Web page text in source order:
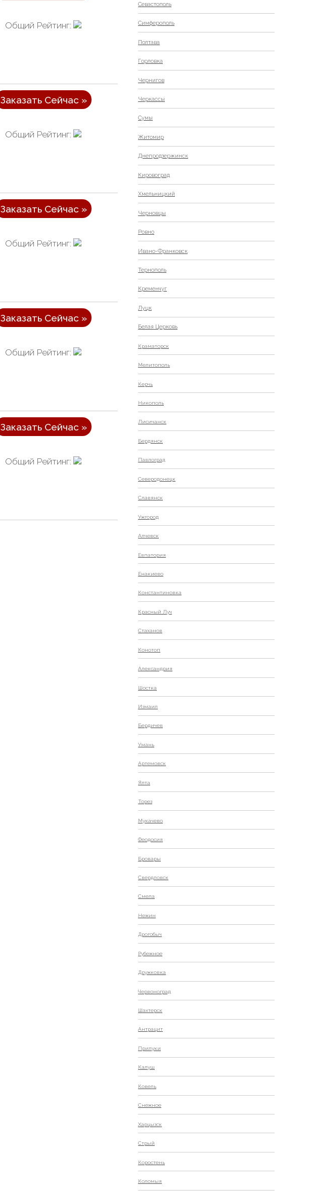
Общий Рейтинг:
Заказать Сейчас »
Общий Рейтинг:
Заказать Сейчас »
Общий Рейтинг:
Заказать Сейчас »
Общий Рейтинг:
Заказать Сейчас »
Общий Рейтинг:
Севастополь
Симферополь
Полтава
Горловка
Чернигов
Черкассы
Сумы
Житомир
Днепродзержинск
Кировоград
Хмельницкий
Черновцы
Ровно
Ивано-Франковск
Тернополь
Кременчуг
Луцк
Белая Церковь
Краматорск
Мелитополь
Керчь
Никополь
Лисичанск
Бердянск
Павлоград
Северодонецк
Славянск
Ужгород
Алчевск
Евпатория
Енакиево
Константиновка
Красный Луч
Стаханов
Конотоп
Александрия
Шостка
Измаил
Бердичев
Умань
Артемовск
Ялта
Торез
Мукачево
Феодосия
Бровары
Свердловск
Смела
Нежин
Дрогобыч
Рубежное
Дружковка
Червоноград
Шахтерск
Антрацит
Прилуки
Калуш
Ковель
Снежное
Харцызск
Стрый
Коростень
Коломыя